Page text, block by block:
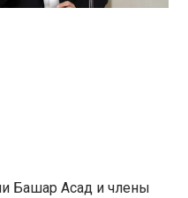
Башар Асад и члены